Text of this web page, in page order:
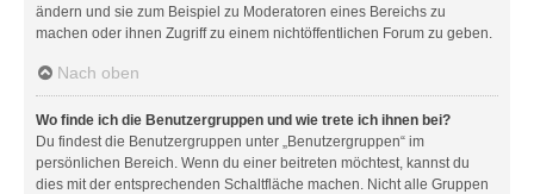
ändern und sie zum Beispiel zu Moderatoren eines Bereichs zu
machen oder ihnen Zugriff zu einem nichtöffentlichen Forum zu geben.
Nach oben
Wo finde ich die Benutzergruppen und wie trete ich ihnen bei?
Du findest die Benutzergruppen unter „Benutzergruppen“ im
persönlichen Bereich. Wenn du einer beitreten möchtest, kannst du
dies mit der entsprechenden Schaltfläche machen. Nicht alle Gruppen